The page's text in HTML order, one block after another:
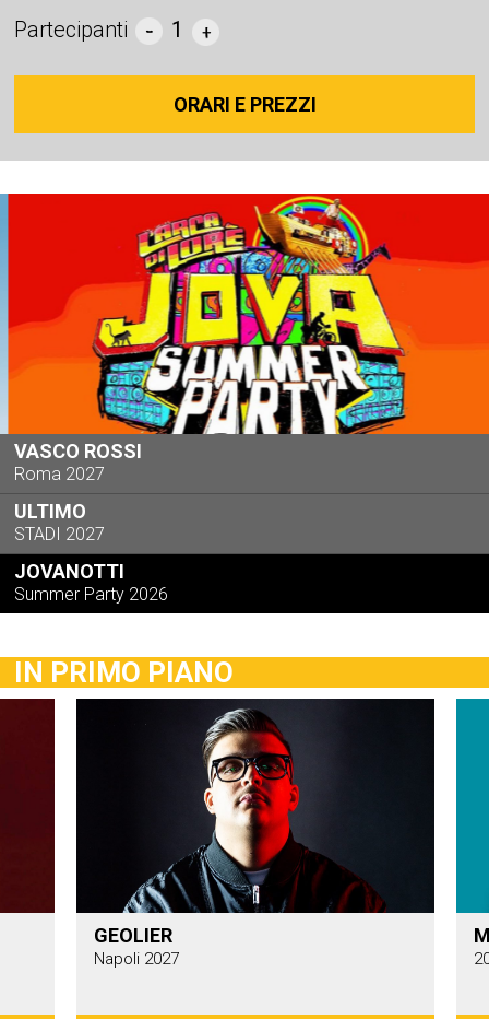
Partecipanti 1
ORARI E PREZZI
VASCO ROSSI
Roma 2027
ULTIMO
STADI 2027
JOVANOTTI
Summer Party 2026
IN PRIMO PIANO
GEOLIER
Napoli 2027